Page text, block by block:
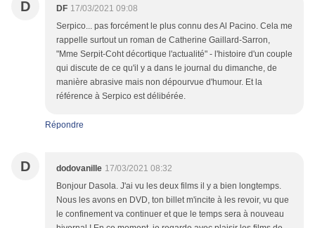
D DF 17/03/2021 09:08
Serpico... pas forcément le plus connu des Al Pacino. Cela me
rappelle surtout un roman de Catherine Gaillard-Sarron,
"Mme Serpit-Coht décortique l'actualité" - l'histoire d'un couple
qui discute de ce qu'il y a dans le journal du dimanche, de
manière abrasive mais non dépourvue d'humour. Et la
référence à Serpico est délibérée.
Répondre
D dodovanille 17/03/2021 08:32
Bonjour Dasola. J'ai vu les deux films il y a bien longtemps.
Nous les avons en DVD, ton billet m'incite à les revoir, vu que
le confinement va continuer et que le temps sera à nouveau